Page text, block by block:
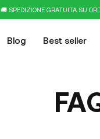
🚚 SPEDIZIONE GRATUITA SU
Blog Best seller